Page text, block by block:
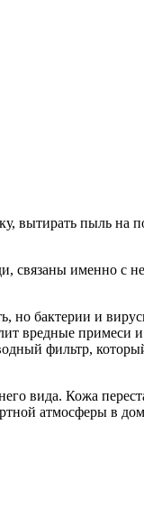
вытирать пыль на
связаны именно
но бактерии и
вредные
фильтр,
вида. Кожа
атмосферы в